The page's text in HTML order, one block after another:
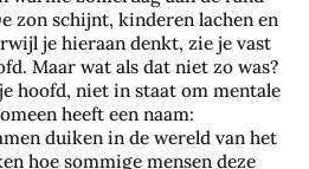
zon schijnt, kinderen lachen en
je hieraan denkt, zie je vast
Maar wat als dat niet zo was?
hoofd, niet in staat om mentale
heeft een naam:
duiken in de wereld van het
hoe sommige mensen deze